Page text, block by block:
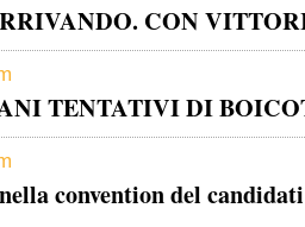
CON
TENTATIVI DI
convention del